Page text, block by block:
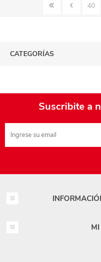
40
CATEGORÍAS
Suscribite a